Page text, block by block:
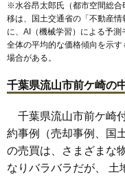
※水谷昂太郎氏（都市空間総合
移は、国土交通省の「 不動産情
に、AI（機械学習）による予
全体の平均的な価格傾向を示
場合がある。
千葉県流山市前ケ崎の
千葉県流山市前ケ崎
約事例（売却事例、国
の売買は、さまざまな
なりバラバラだが、 土